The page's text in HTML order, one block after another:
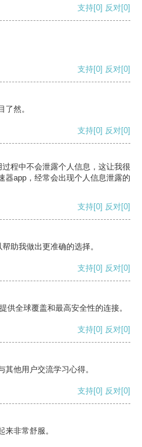
支持[0] 反对[0]
支持[0] 反对[0]
然。
支持[0] 反对[0]
程中不会泄露个人信息，这让我很
器app，经常会出现个人信息泄露的
支持[0] 反对[0]
助我做出更准确的选择。
支持[0] 反对[0]
供全球覆盖和最高安全性的连接。
支持[0] 反对[0]
他用户交流学习心得。
支持[0] 反对[0]
非常舒服。